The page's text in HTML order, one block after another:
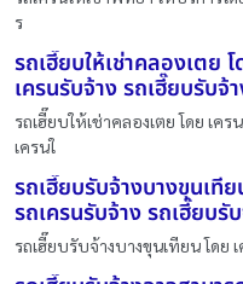
ร
รถเฮี๊ยบให้เช่าคลองเตย
เครนรับจ้าง รถเฮี๊ยบรับจ้
รถเฮี๊ยบให้เช่าคลองเตย โดย เค
เครนใ
รถเฮี๊ยบรับจ้างบางขุนเที
รถเครนรับจ้าง รถเฮี๊ยบรั
รถเฮี๊ยบรับจ้างบางขุนเทียน โดย